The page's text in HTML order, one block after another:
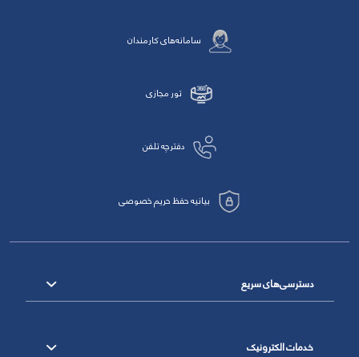
سامانه‌های کارمندان
تور مجازی
دفترچه تلفن
بیانیه حفظ حریم خصوصی
دسترسی‌های سریع
خدمات الکترونیک